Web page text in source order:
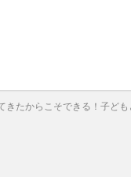
きたからこそできる！子ど